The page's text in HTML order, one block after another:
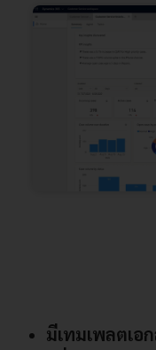
มีเทมเพลตเอ